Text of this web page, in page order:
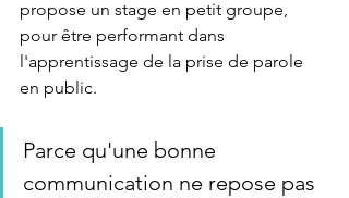
propose un stage en petit groupe,
pour être performant dans
l'apprentissage de la prise de parole
en public.
Parce qu'une bonne
communication ne repose pas